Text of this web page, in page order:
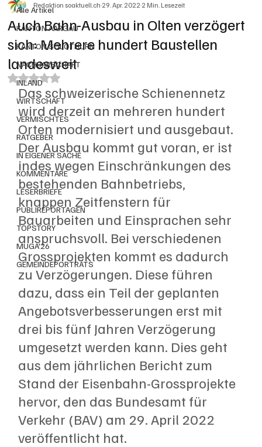
Alle Artikel
KANTON AARGAU
KANTON SOLOTHURN
NACHBARSCHAFT
INLAND
WIRTSCHAFT
VERMISCHTES
RATGEBER
IN EIGENER SACHE
KOMMENTARE
LESERBRIEFE
PUBLIREPORTAGEN
TOPSTORY
MUGA'26
GEMEINDEPORTRÄTS
Auch Bahn-Ausbau in Olten verzögert
sich: Mehrere hundert Baustellen
landesweit
Redaktion soaktuell.ch29. Apr. 20222 Min. Lesezeit
Mit NaN von 5 Sternen bewertet.
Das schweizerische Schienennetz
wird derzeit an mehreren hundert
Orten modernisiert und ausgebaut.
Der Ausbau kommt gut voran, er ist
indes wegen Einschränkungen des
bestehenden Bahnbetriebs,
knappen Zeitfenstern für
Bauarbeiten und Einsprachen sehr
anspruchsvoll. Bei verschiedenen
Grossprojekten kommt es dadurch
zu Verzögerungen. Diese führen
dazu, dass ein Teil der geplanten
Angebotsverbesserungen erst mit
drei bis fünf Jahren Verzögerung
umgesetzt werden kann. Dies geht
aus dem jährlichen Bericht zum
Stand der Eisenbahn-Grossprojekte
hervor, den das Bundesamt für
Verkehr (BAV) am 29. April 2022
veröffentlicht hat.